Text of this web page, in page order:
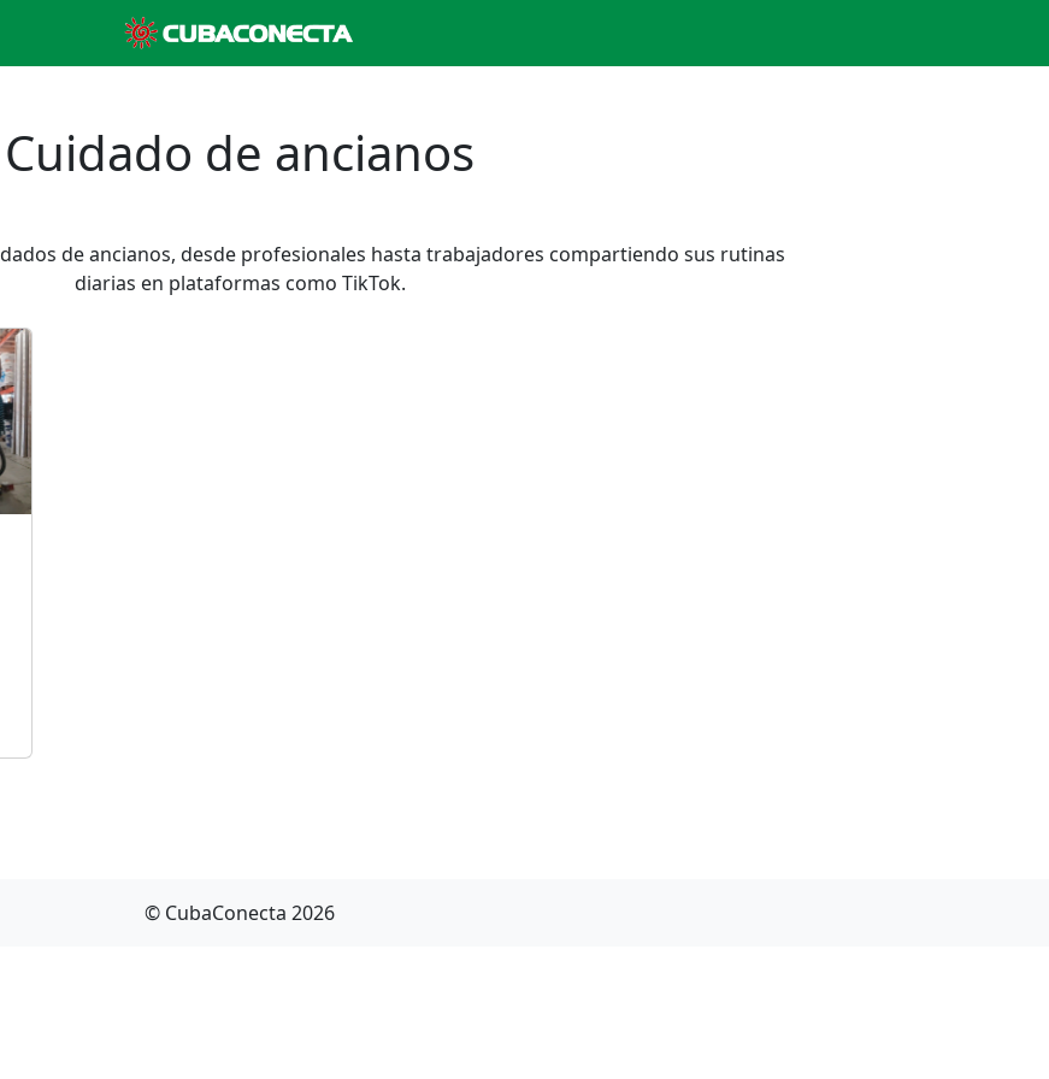
Cuidado de ancianos
de ancianos, desde profesionales hasta trabajadores compartiendo sus rutinas
diarias en plataformas como TikTok.
© CubaConecta 2026